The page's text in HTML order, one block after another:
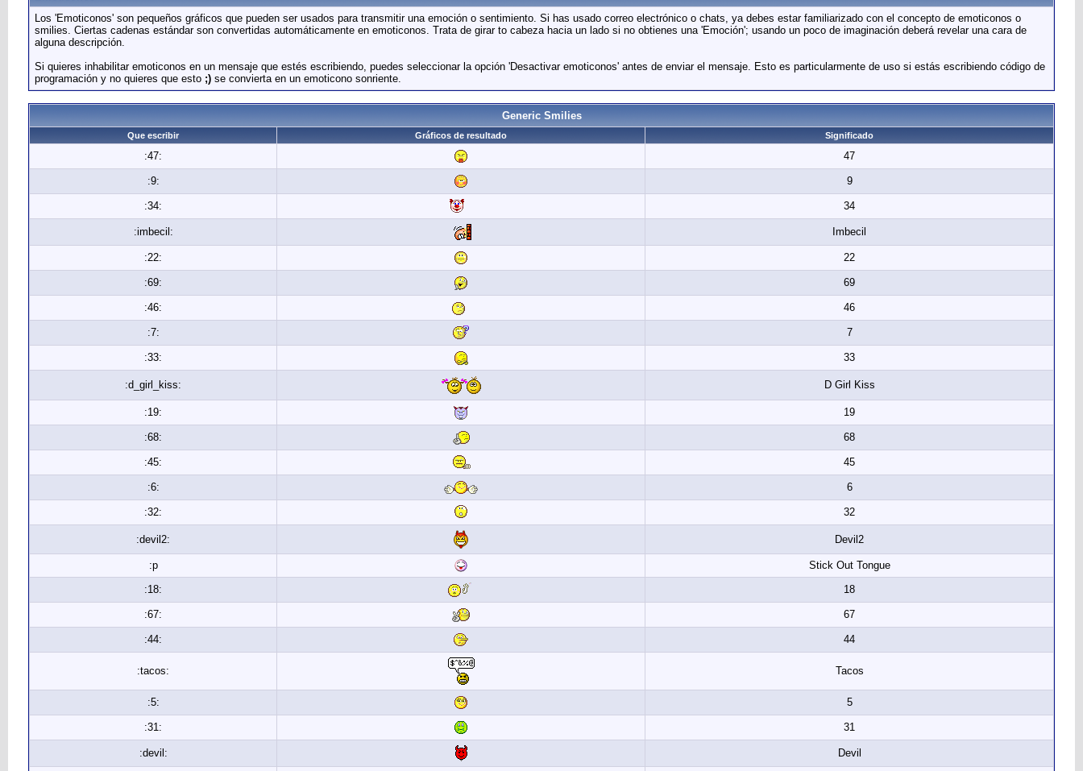
Los 'Emoticonos' son pequeños gráficos que pueden ser usados para transmitir una emoción o sentimiento. Si has usado correo electrónico o chats, ya debes estar familiarizado con el concepto de emoticonos o
smilies. Ciertas cadenas estándar son convertidas automáticamente en emoticonos. Trata de girar to cabeza hacia un lado si no obtienes una 'Emoción'; usando un poco de imaginación deberá revelar una cara de
alguna descripción.
Si quieres inhabilitar emoticonos en un mensaje que estés escribiendo, puedes seleccionar la opción 'Desactivar emoticonos' antes de enviar el mensaje. Esto es particularmente de uso si estás escribiendo código de
programación y no quieres que esto ;) se convierta en un emoticono sonriente.
Generic Smilies
Que escribir Gráficos de resultado Significado
:47: 47
:9: 9
:34: 34
:imbecil: Imbecil
:22: 22
:69: 69
:46: 46
:7: 7
:33: 33
:d_girl_kiss: D Girl Kiss
:19: 19
:68: 68
:45: 45
:6: 6
:32: 32
:devil2: Devil2
:p
Stick Out Tongue
:18:
18
:67: 67
:44: 44
:tacos: Tacos
:5: 5
:31: 31
:devil: Devil